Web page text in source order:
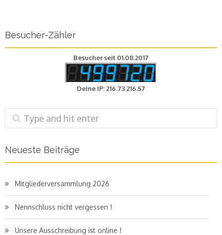
Besucher-Zähler
Besucher seit 01.08.2017
Deine IP: 216.73.216.57
Neueste Beiträge
Mitgliederversammlung 2026
Nennschluss nicht vergessen !
Unsere Ausschreibung ist online !